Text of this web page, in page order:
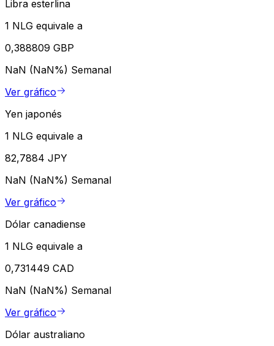
Libra esterlina
1 NLG equivale a
0,388809 GBP
NaN (NaN%) Semanal
Ver gráfico
Yen japonés
1 NLG equivale a
82,7884 JPY
NaN (NaN%) Semanal
Ver gráfico
Dólar canadiense
1 NLG equivale a
0,731449 CAD
NaN (NaN%) Semanal
Ver gráfico
Dólar australiano